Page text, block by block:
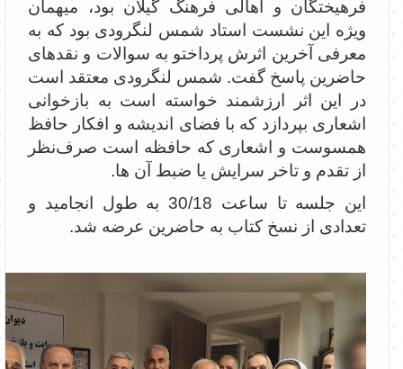
فرهیختگان و اهالی فرهنگ گیلان بود، میهمان
ویژه این نشست استاد شمس لنگرودی بود که به
معرفی آخرین اثرش پرداختو به سوالات و نقدهای
حاضرین پاسخ گفت. شمس لنگرودی معتقد است
در این اثر ارزشمند خواسته است به بازخوانی
اشعاری بپردازد که با فضای اندیشه و افکار حافظ
همسوست و اشعاری که حافظه است صرف‌نظر
از تقدم و تاخر سرایش یا ضبط آن ها.
این جلسه تا ساعت 30/18 به طول انجامید و
تعدادی از نسخ کتاب به حاضرین عرضه شد.